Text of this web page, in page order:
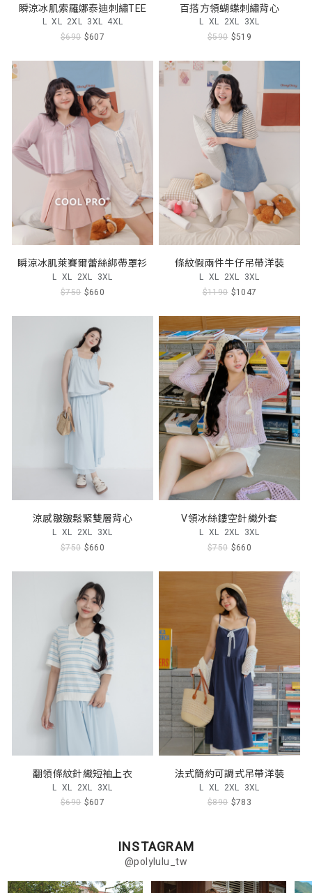
瞬涼冰肌索羅娜泰迪刺繡TEE
L XL 2XL 3XL 4XL
$690 $607
百搭方領蝴蝶刺繡背心
L XL 2XL 3XL
$590 $519
瞬涼冰肌萊賽爾蕾絲綁帶罩衫
L XL 2XL 3XL
$750 $660
條紋假兩件牛仔吊帶洋裝
L XL 2XL 3XL
$1190 $1047
涼感皺皺鬆緊雙層背心
L XL 2XL 3XL
$750 $660
V領冰絲鏤空針織外套
L XL 2XL 3XL
$750 $660
翻領條紋針織短袖上衣
L XL 2XL 3XL
$690 $607
法式簡約可調式吊帶洋裝
L XL 2XL 3XL
$890 $783
INSTAGRAM
@polylulu_tw